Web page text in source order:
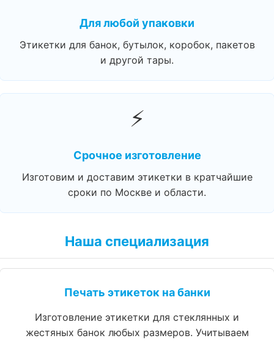
Для любой упаковки
Этикетки для банок, бутылок, коробок, пакетов
и другой тары.
⚡
Срочное изготовление
Изготовим и доставим этикетки в кратчайшие
сроки по Москве и области.
Наша специализация
Печать этикеток на банки
Изготовление этикетки для стеклянных и
жестяных банок любых размеров. Учитываем